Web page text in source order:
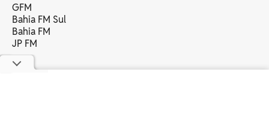
GFM
Bahia FM Sul
Bahia FM
JP FM